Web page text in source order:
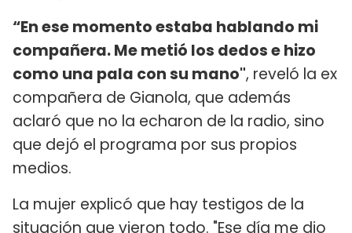
“En ese momento estaba hablando mi
compañera. Me metió los dedos e hizo
como una pala con su mano", reveló la ex
compañera de Gianola, que además
aclaró que no la echaron de la radio, sino
que dejó el programa por sus propios
medios.
La mujer explicó que hay testigos de la
situación que vieron todo. "Ese día me dio